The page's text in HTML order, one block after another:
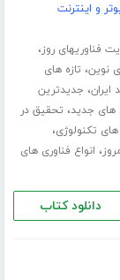
و اینترنت
فناوریهای روز،
نوین، تازه های
ایران، جدیدترین
های جدید، تحقیق در
تکنولوژی،
، انواع فناوری های
دانلود کتاب